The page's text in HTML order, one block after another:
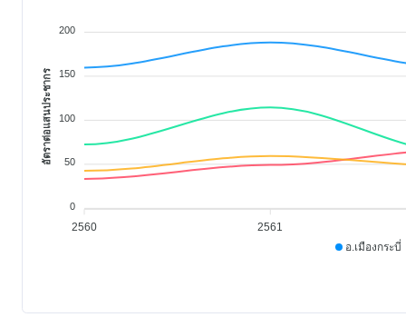
อ.เมืองกระบี่
2560 2561
200
150
100
50
0
อัตราต่อแสนประชากร